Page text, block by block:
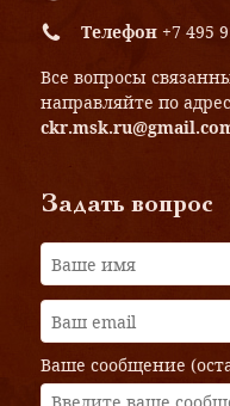
Телефон +7 495
Все вопросы
направляйте по
Задать вопрос
Ваше сообщение